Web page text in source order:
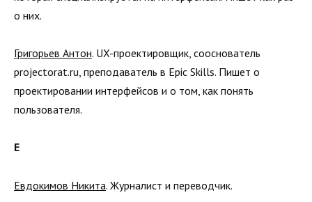
о них.
Григорьев Антон. UX-проектировщик, сооснователь
projectorat.ru, преподаватель в Epic Skills. Пишет о
проектировании интерфейсов и о том, как понять
пользователя.
Е
Евдокимов Никита. Журналист и переводчик.